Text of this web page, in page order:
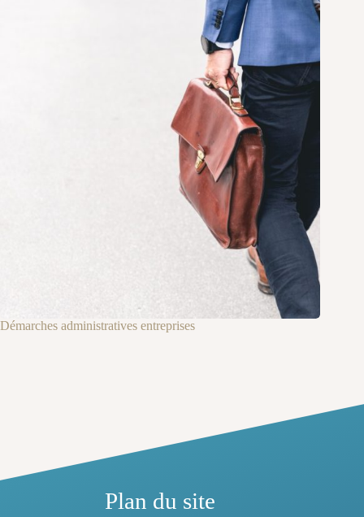
Démarches administratives entreprises
Plan du site